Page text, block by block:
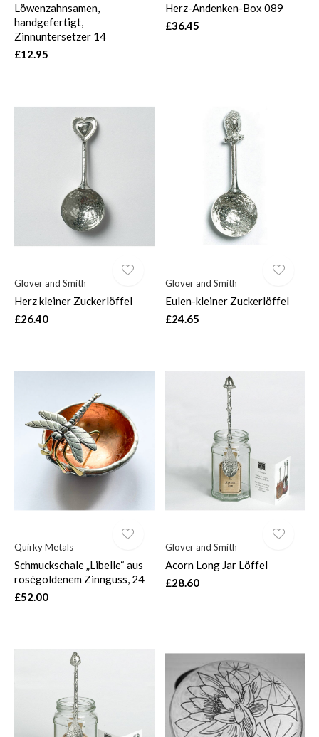
Löwenzahnsamen,
handgefertigt,
Zinnuntersetzer 14
£12.95
Herz-Andenken-Box 089
£36.45
Glover and Smith
Herz kleiner Zuckerlöffel
£26.40
Glover and Smith
Eulen-kleiner Zuckerlöffel
£24.65
Quirky Metals
Schmuckschale „Libelle“ aus
roségoldenem Zinnguss, 24
£52.00
Glover and Smith
Acorn Long Jar Löffel
£28.60